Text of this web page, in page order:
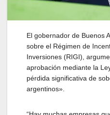
El gobernador de Buenos
sobre el Régimen de
Inversiones (RIGI),
aprobación mediante la
pérdida significativa de
argentinos».